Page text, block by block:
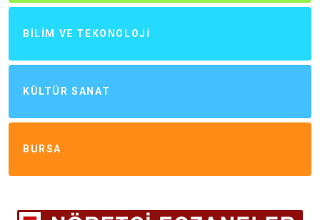
BILIM VE TEKONOLOJI
KÜLTÜR SANAT
BURSA